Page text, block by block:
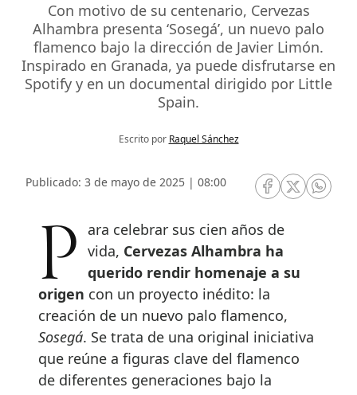
Con motivo de su centenario, Cervezas
Alhambra presenta ‘Sosegá’, un nuevo palo
flamenco bajo la dirección de Javier Limón.
Inspirado en Granada, ya puede disfrutarse en
Spotify y en un documental dirigido por Little
Spain.
Escrito por Raquel Sánchez
Publicado: 3 de mayo de 2025 | 08:00
RRSS Facebook
RRSSRRSS
Para celebrar sus cien años de vida, Cervezas Alhambra ha
querido rendir homenaje a su
origen con un proyecto inédito: la
creación de un nuevo palo flamenco,
Sosegá. Se trata de una original iniciativa
que reúne a figuras clave del flamenco
de diferentes generaciones bajo la